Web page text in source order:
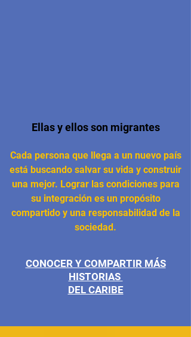
Ellas y ellos son migrantes
Cada persona que llega a un nuevo país
está buscando salvar su vida y construir
una mejor. Lograr las condiciones para
su integración es un propósito
compartidoy una responsabilidad de la
sociedad.
CONOCER Y COMPARTIR MÁS
HISTORIAS
DEL CARIBE